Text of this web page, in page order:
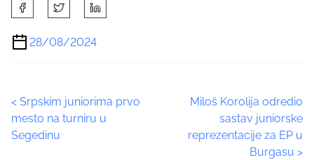
h
a
r
h
i
s
28/08/2024
P
o
< Srpskim juniorima prvo
mesto na turniru u
Segedinu
Miloš Korolija odredio
sastav juniorske
reprezentacije za EP u
Burgasu >